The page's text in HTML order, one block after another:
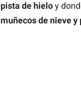
pista de hieloy
muñecos de nieve y